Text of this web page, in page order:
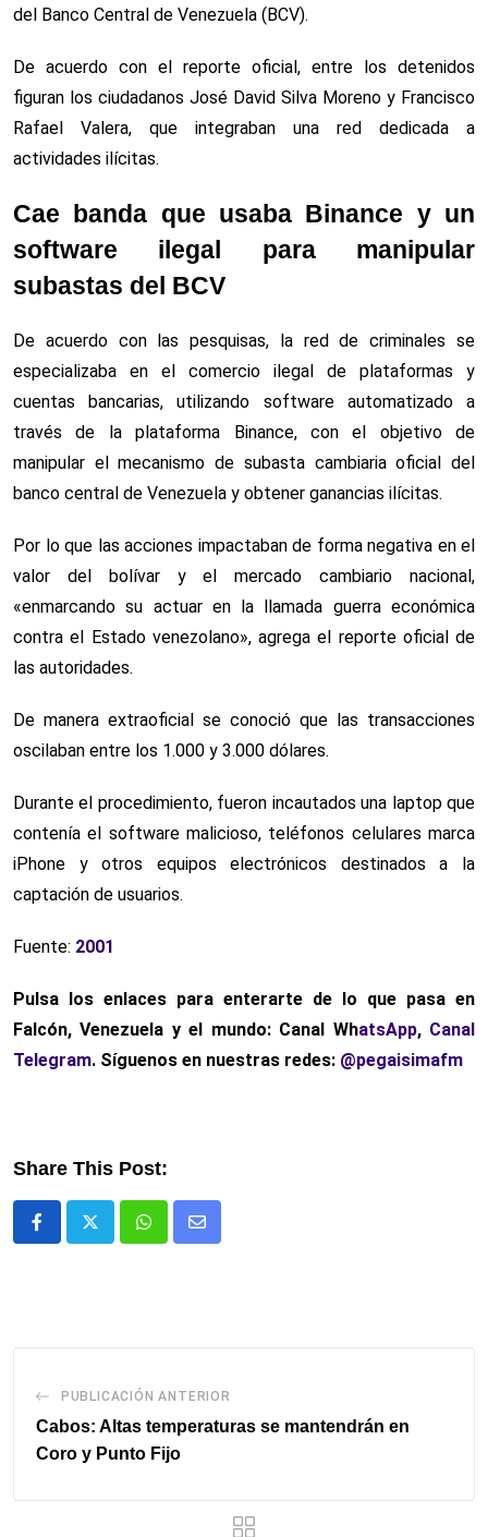
del Banco Central de Venezuela (BCV).
De acuerdo con el reporte oficial, entre los detenidos
figuran los ciudadanos José David Silva Moreno y Francisco
Rafael Valera, que integraban una red dedicada a
actividades ilícitas.
Cae banda que usaba Binance y un
software ilegal para manipular
subastas del BCV
De acuerdo con las pesquisas, la red de criminales se
especializaba en el comercio ilegal de plataformas y
cuentas bancarias, utilizando software automatizado a
través de la plataforma Binance, con el objetivo de
manipular el mecanismo de subasta cambiaria oficial del
banco central de Venezuela y obtener ganancias ilícitas.
Por lo que las acciones impactaban de forma negativa en el
valor del bolívar y el mercado cambiario nacional,
«enmarcando su actuar en la llamada guerra económica
contra el Estado venezolano», agrega el reporte oficial de
las autoridades.
De manera extraoficial se conoció que las transacciones
oscilaban entre los 1.000 y 3.000 dólares.
Durante el procedimiento, fueron incautados una laptop que
contenía el software malicioso, teléfonos celulares marca
iPhone y otros equipos electrónicos destinados a la
captación de usuarios.
Fuente: 2001
Pulsa los enlaces para enterarte de lo que pasa en
Falcón, Venezuela y el mundo: Canal WhatsApp, Canal
Telegram. Síguenos en nuestras redes: @pegaisimafm
Share This Post:
WhatsappComparte
PUBLICACIÓN ANTERIOR
Cabos: Altas temperaturas se mantendrán en
Coro y Punto Fijo